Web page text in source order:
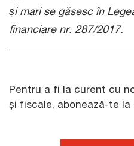
și mari se găsesc în
financiare nr. 287/2017.
Pentru a fi la curent cu
și fiscale, abonează-te